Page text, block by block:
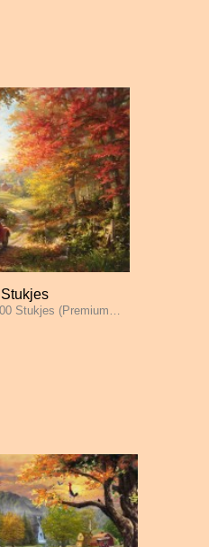
Stukjes (Premium…